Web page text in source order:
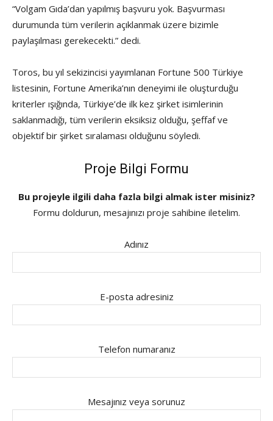
“Volgam Gıda’dan yapılmış başvuru yok. Başvurması
durumunda tüm verilerin açıklanmak üzere bizimle
paylaşılması gerekecekti.” dedi.
Toros, bu yıl sekizincisi yayımlanan Fortune 500 Türkiye
listesinin, Fortune Amerika’nın deneyimi ile oluşturduğu
kriterler ışığında, Türkiye’de ilk kez şirket isimlerinin
saklanmadığı, tüm verilerin eksiksiz olduğu, şeffaf ve
objektif bir şirket sıralaması olduğunu söyledi.
Proje Bilgi Formu
Bu projeyle ilgili daha fazla bilgi almak ister misiniz?
Formu doldurun, mesajınızı proje sahibine iletelim.
Adınız
E-posta adresiniz
Telefon numaranız
Mesajınız veya sorunuz